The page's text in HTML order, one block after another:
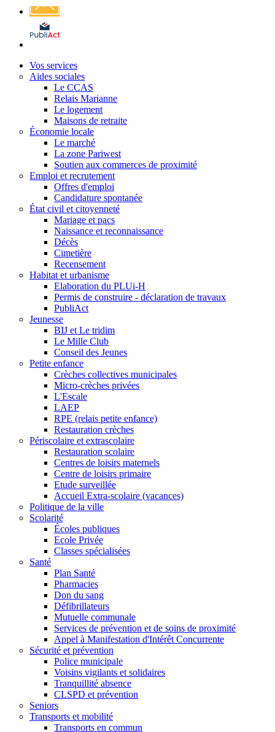
Affichage
légal
Vos services
Aides sociales
Le CCAS
Relais Marianne
Le logement
Maisons de retraite
Économie locale
Le marché
La zone Pariwest
Soutien aux commerces de proximité
Emploi et recrutement
Offres d'emploi
Candidature spontanée
État civil et citoyenneté
Mariage et pacs
Naissance et reconnaissance
Décès
Cimetière
Recensement
Habitat et urbanisme
Elaboration du PLUi-H
Permis de construire - déclaration de travaux
PubliAct
Jeunesse
BIJ et Le tridim
Le Mille Club
Conseil des Jeunes
Petite enfance
Crèches collectives municipales
Micro-crèches privées
L'Escale
LAEP
RPE (relais petite enfance)
Restauration crèches
Périscolaire et extrascolaire
Restauration scolaire
Centres de loisirs maternels
Centre de loisirs primaire
Etude surveillée
Accueil Extra-scolaire (vacances)
Politique de la ville
Scolarité
Écoles publiques
Ecole Privée
Classes spécialisées
Santé
Plan Santé
Pharmacies
Don du sang
Défibrillateurs
Mutuelle communale
Services de prévention et de soins de proximité
Appel à Manifestation d'Intérêt Concurrente
Sécurité et prévention
Police municipale
Voisins vigilants et solidaires
Tranquillité absence
CLSPD et prévention
Seniors
Transports et mobilité
Transports en commun